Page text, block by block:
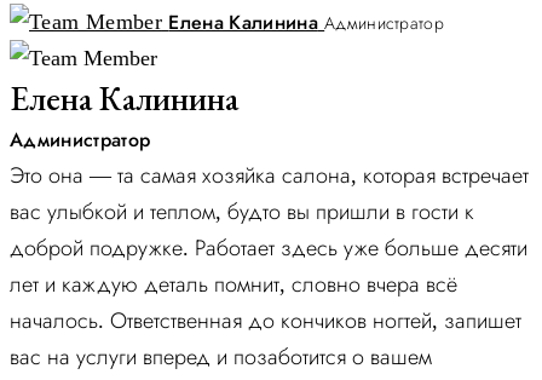
Елена Калинина Администратор
Елена Калинина
Администратор
Это она — та самая хозяйка салона, которая встречает
вас улыбкой и теплом, будто вы пришли в гости к
доброй подружке. Работает здесь уже больше десяти
лет и каждую деталь помнит, словно вчера всё
началось. Ответственная до кончиков ногтей, запишет
вас на услуги вперед и позаботится о вашем